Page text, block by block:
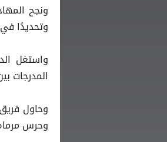
ونجح
وتحديدًا
واستغل
المدرجات
وحاول
وحرس